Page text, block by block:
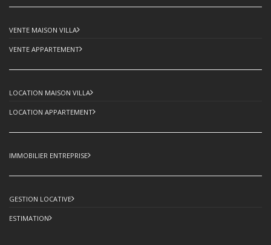
VENTE MAISON VILLA
VENTE APPARTEMENT
LOCATION MAISON VILLA
LOCATION APPARTEMENT
IMMOBILIER ENTREPRISE
GESTION LOCATIVE
ESTIMATION